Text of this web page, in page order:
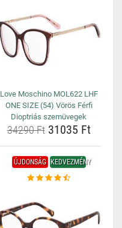
Love Moschino MOL622 LHF
ONE SIZE (54) Vörös Férfi
Dioptriás szemüvegek
34290 Ft31035 Ft
ÚJDONSÁG KEDVEZMÉNY